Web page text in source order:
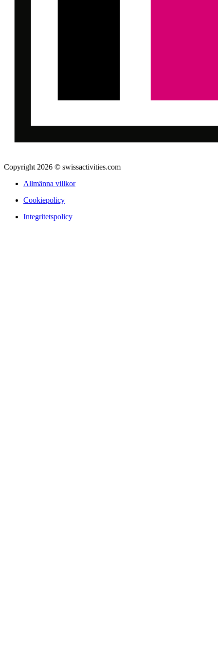
Copyright 2026 © swissactivities.com
Allmänna villkor
Cookiepolicy
Integritetspolicy